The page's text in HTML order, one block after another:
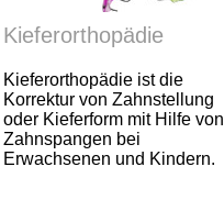
Kieferorthopädie
Kieferorthopädie ist die
Korrektur von Zahnstellung
oder Kieferform mit Hilfe von
Zahnspangen bei
Erwachsenen und Kindern.